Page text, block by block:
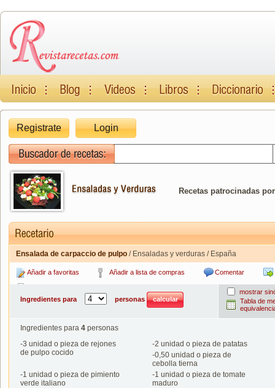
Registrate Login
Recetas patrocinadas
Ensalada de carpaccio de pulpo / Ensaladas y verduras / España
Añadir a favoritas Añadir a lista de compras Comentar
Ingredientes para
personas
mostrar
Tabla de
Ingredientes para 4 personas
-3 unidad o pieza de rejones
de pulpo cocido
-2 unidad o pieza de patatas
-0,50 unidad o pieza de
cebolla tierna
-1 unidad o pieza de pimiento
verde italiano
-1 unidad o pieza de tomate
maduro